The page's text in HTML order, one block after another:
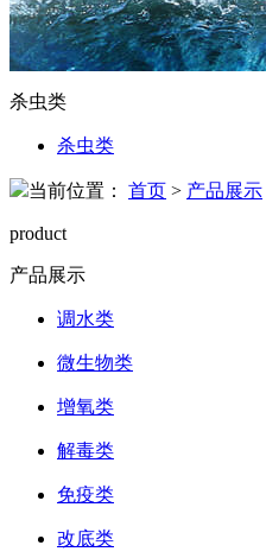
杀虫类
杀虫类
当前位置： 首页 > 产品展示
product
产品展示
调水类
微生物类
增氧类
解毒类
免疫类
改底类